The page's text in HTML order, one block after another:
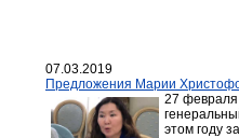
07.03.2019
Предложения Марии
27 февраля
этом году